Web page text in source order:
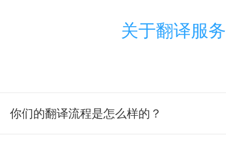
关于翻译服务
你们的翻译流程是怎么样的？